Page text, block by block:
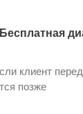
Бесплатная
клиент
позже